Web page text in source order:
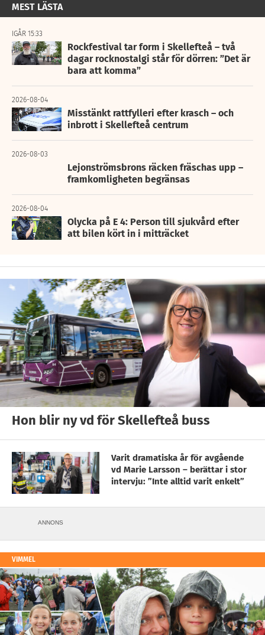
MEST LÄSTA
IGÅR 15:33
Rockfestival tar form i Skellefteå – två
dagar rocknostalgi står för dörren: ”Det är
bara att komma”
2026-08-04
Misstänkt rattfylleri efter krasch – och
inbrott i Skellefteå centrum
2026-08-03
Lejonströmsbrons räcken fräschas upp –
framkomligheten begränsas
2026-08-04
Olycka på E 4: Person till sjukvård efter
att bilen kört in i mitträcket
Hon blir ny vd för Skellefteå buss
Varit dramatiska år för avgående
vd Marie Larsson – berättar i stor
intervju: ”Inte alltid varit enkelt”
ANNONS
VIMMEL